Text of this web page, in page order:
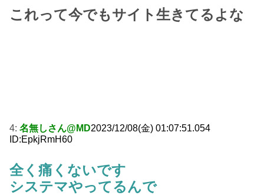
これって今でもサイト生きてるよな
4: 名無しさん@MD2023/12/08(金) 01:07:51.054
ID:EpkjRmH60
全く痛くないです
システマやってるんで